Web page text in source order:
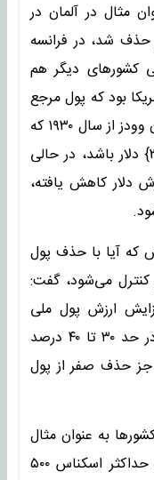
مثال در آلمان در
بالایی داشت، ۱۲ صفر حذف شد، در فرانسه
و در برخی کشورهای دیگر هم
بود که پول مرجع
بین المللی است و طبق کنفرانس برتون وودز از سال ۱۹۳۰ که
قرار شد، هر اونس طلا معادل ۲۵ {۳۵} دلار باشد، در حالی
دلار کاهش یافته،
که آیا با حذف پول
تورم کنترل می‌شود، گفت:
ارزش پول ملی
نیست، اما روند تورم در کشور ما در در حد ۳۰ تا ۴۰ درصد
جز حذف صفر از پول
به عنوان مثال
در یورو از یک یورو شروع می‌شود و حداکثر اسکناس ۵۰۰